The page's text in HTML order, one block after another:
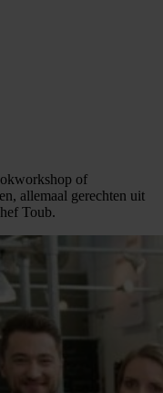
of
allemaal gerechten uit
Toub.